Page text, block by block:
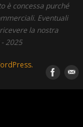
è concessa purché
Eventuali
la nostra
2025